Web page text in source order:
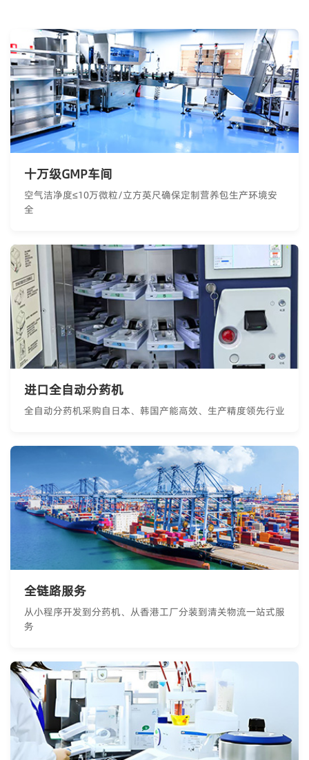
十万级GMP车间
空气洁净度≤10万微粒/立方英尺确保定制营养包生产环境安
全
进口全自动分药机
全自动分药机采购自日本、韩国产能高效、生产精度领先行业
全链路服务
从小程序开发到分药机、从香港工厂分装到清关物流一站式服
务